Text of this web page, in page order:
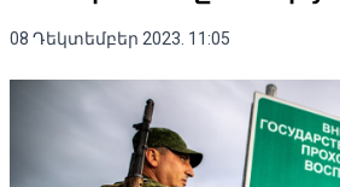
08 Դեկտեմբեր 2023. 11:05